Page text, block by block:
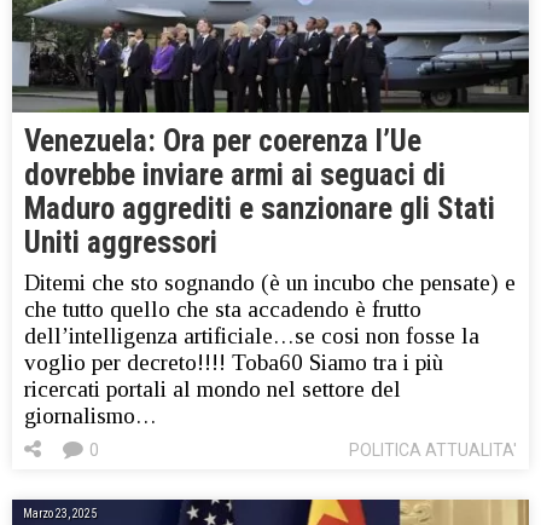
Venezuela: Ora per coerenza l’Ue
dovrebbe inviare armi ai seguaci di
Maduro aggrediti e sanzionare gli Stati
Uniti aggressori
Ditemi che sto sognando (è un incubo che pensate) e
che tutto quello che sta accadendo è frutto
dell’intelligenza artificiale…se cosi non fosse la
voglio per decreto!!!! Toba60 Siamo tra i più
ricercati portali al mondo nel settore del
giornalismo…
POLITICA ATTUALITA'
0
Marzo 23, 2025